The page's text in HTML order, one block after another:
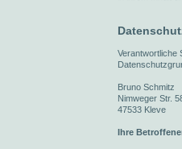
Verantwortliche
Bruno Schmitz
Nimweger Str.
47533 Kleve
Ihre